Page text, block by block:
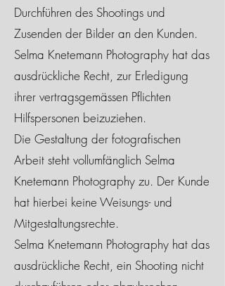
Durchführen des Shootings und
Zusenden der Bilder an den Kunden.
Selma Knetemann Photography hat das
ausdrückliche Recht, zur Erledigung
ihrer vertragsgemässen Pflichten
Hilfspersonen beizuziehen.
Die Gestaltung der fotografischen
Arbeit steht vollumfänglich Selma
Knetemann Photography zu. Der Kunde
hat hierbei keine Weisungs- und
Mitgestaltungsrechte.
Selma Knetemann Photography hat das
ausdrückliche Recht, ein Shooting nicht